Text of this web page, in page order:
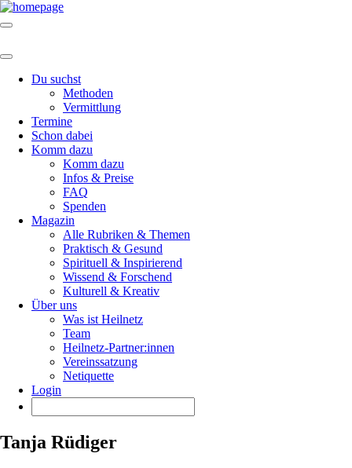
Du suchst
Methoden
Vermittlung
Termine
Schon dabei
Komm dazu
Komm dazu
Infos & Preise
FAQ
Spenden
Magazin
Alle Rubriken & Themen
Praktisch & Gesund
Spirituell & Inspirierend
Wissend & Forschend
Kulturell & Kreativ
Über uns
Was ist Heilnetz
Team
Heilnetz-Partner:innen
Vereinssatzung
Netiquette
Login
Tanja Rüdiger